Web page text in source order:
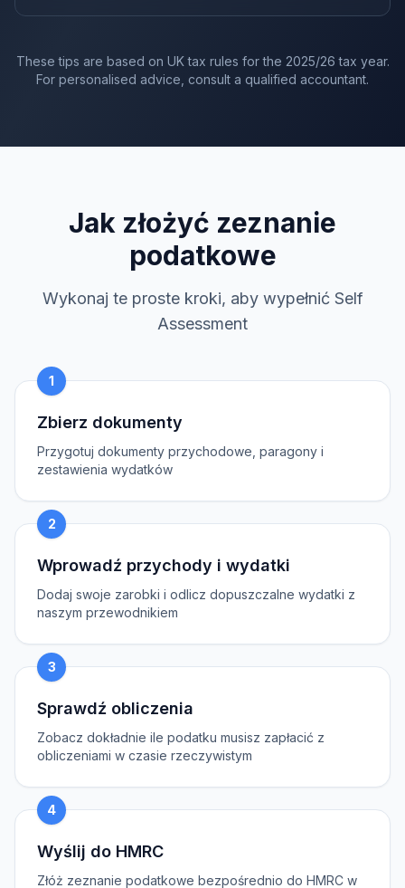
These tips are based on UK tax rules for the 2025/26 tax year.
For personalised advice, consult a qualified accountant.
Jak złożyć zeznanie
podatkowe
Wykonaj te proste kroki, aby wypełnić Self
Assessment
1
Zbierz dokumenty
Przygotuj dokumenty przychodowe, paragony i
zestawienia wydatków
2
Wprowadź przychody i wydatki
Dodaj swoje zarobki i odlicz dopuszczalne wydatki z
naszym przewodnikiem
3
Sprawdź obliczenia
Zobacz dokładnie ile podatku musisz zapłacić z
obliczeniami w czasie rzeczywistym
4
Wyślij do HMRC
Złóż zeznanie podatkowe bezpośrednio do HMRC w